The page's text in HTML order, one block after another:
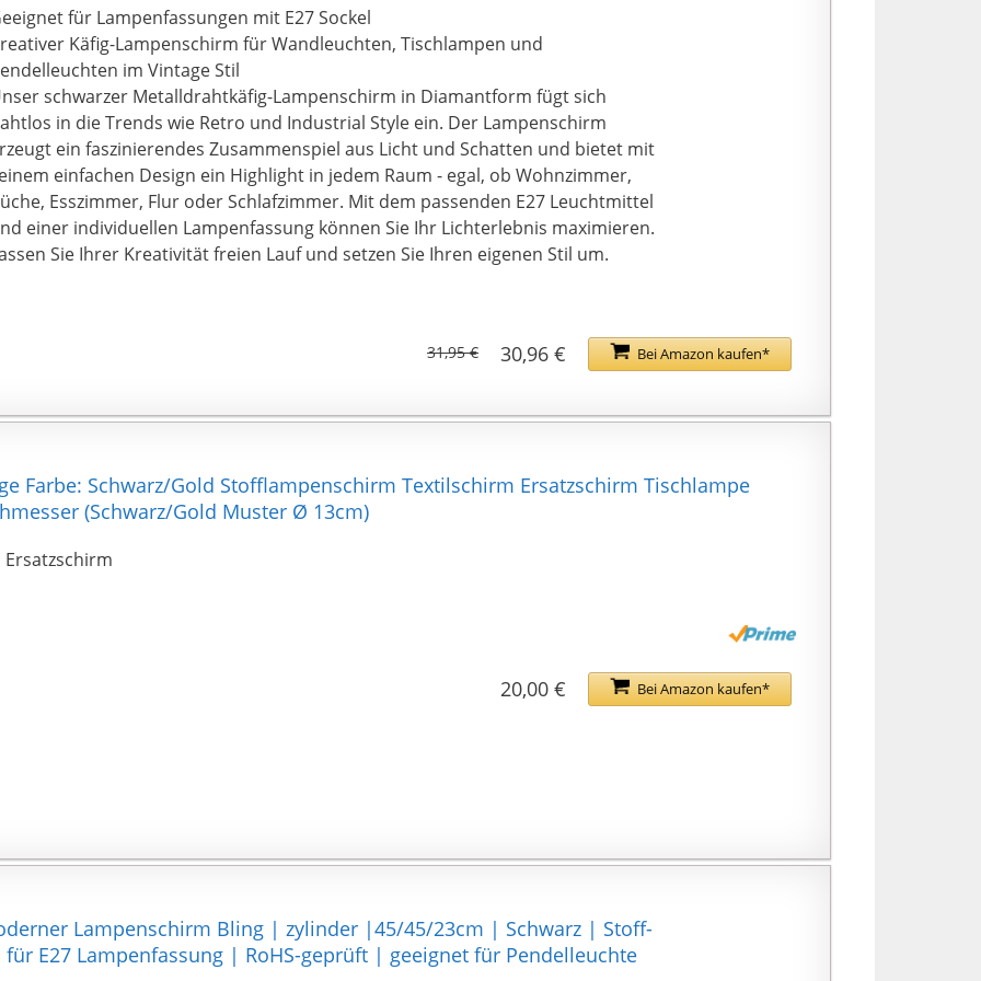
für Lampenfassungen mit E27 Sockel
Käfig-Lampenschirm für Wandleuchten, Tischlampen und
im Vintage Stil
schwarzer Metalldrahtkäfig-Lampenschirm in Diamantform fügt sich
in die Trends wie Retro und Industrial Style ein. Der Lampenschirm
ein faszinierendes Zusammenspiel aus Licht und Schatten und bietet mit
einfachen Design ein Highlight in jedem Raum - egal, ob Wohnzimmer,
Esszimmer, Flur oder Schlafzimmer. Mit dem passenden E27 Leuchtmittel
einer individuellen Lampenfassung können Sie Ihr Lichterlebnis maximieren.
Sie Ihrer Kreativität freien Lauf und setzen Sie Ihren eigenen Stil um.
Bei Amazon kaufen*
30,96 €
31,95 €
Farbe: Schwarz/Gold Stofflampenschirm Textilschirm Ersatzschirm Tischlampe
(Schwarz/Gold Muster Ø 13cm)
Ersatzschirm
Bei Amazon kaufen*
20,00 €
Lampenschirm Bling | zylinder |45/45/23cm | Schwarz | Stoff-
E27 Lampenfassung | RoHS-geprüft | geeignet für Pendelleuchte